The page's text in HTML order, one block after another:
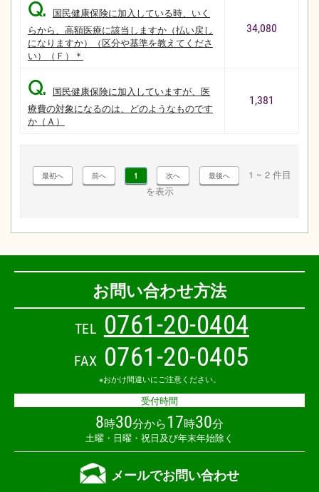
Q. 国民健康保険に加入している時、いく
らから、高額医療に該当しますか（払い戻し
になりますか）（区分や基準を教えてくださ
い）（Ｆ）＊
34,080
Q. 国民健康保険に加入していますが、医
療費の対象になるのは、どのようなものです
か（Ａ）
1,381
1
1 ~ 2 件目
を表示
お問い合わせ方法
TEL 0761-20-0404
FAX 0761-20-0405
※おかけ間違いにご注意ください。
受付時間
8時30分から17時30分
土曜・日曜・祝日及び年末年始除く
メールでお問い合わせ